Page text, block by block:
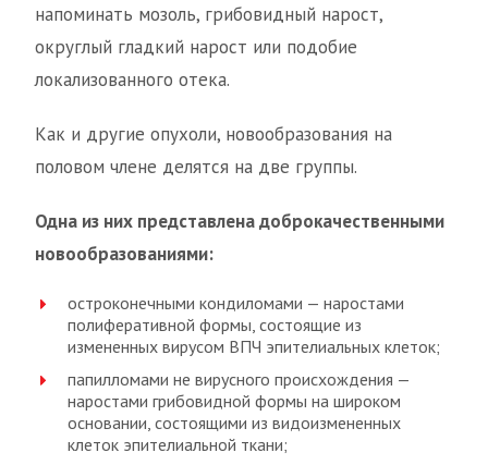
напоминать мозоль, грибовидный нарост,
округлый гладкий нарост или подобие
локализованного отека.
Как и другие опухоли, новообразования на
половом члене делятся на две группы.
Одна из них представлена доброкачественными
новообразованиями:
остроконечными кондиломами — наростами
полиферативной формы, состоящие из
измененных вирусом ВПЧ эпителиальных клеток;
папилломами не вирусного происхождения —
наростами грибовидной формы на широком
основании, состоящими из видоизмененных
клеток эпителиальной ткани;